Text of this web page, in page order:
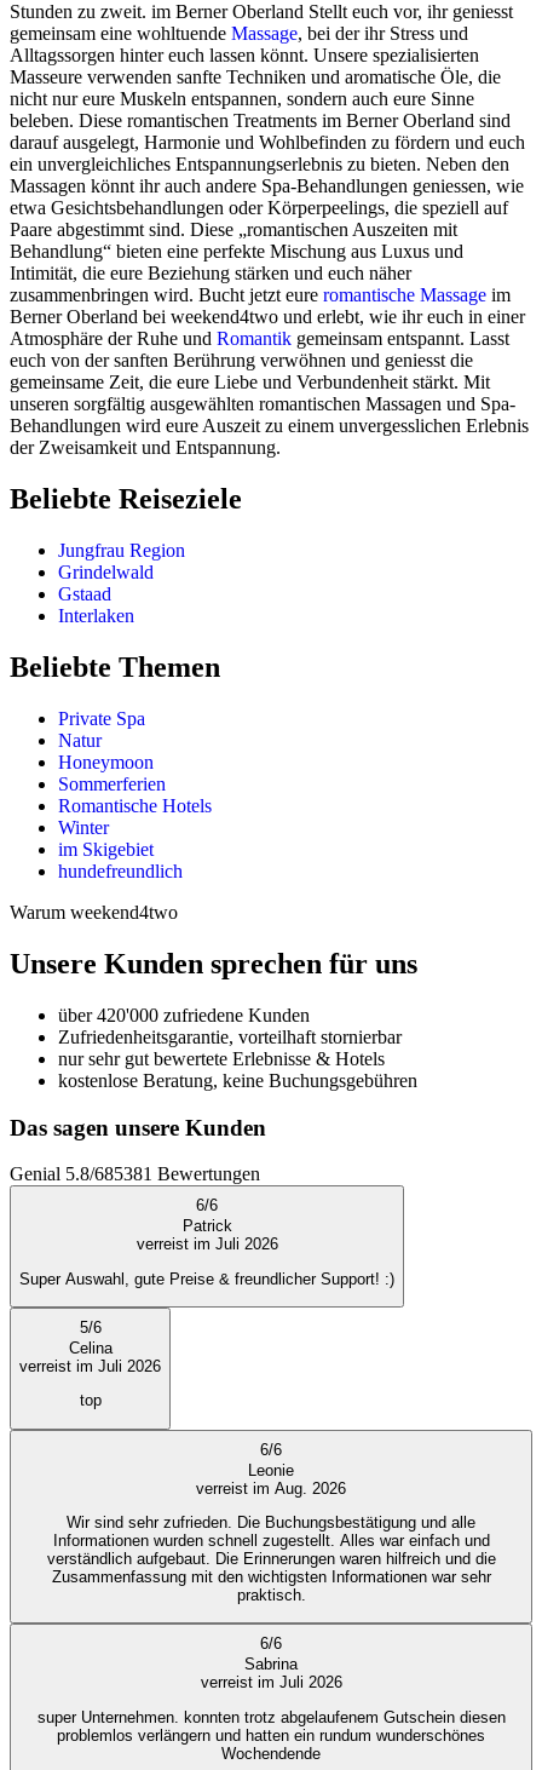
Stunden zu zweit. im Berner Oberland Stellt euch vor, ihr geniesst
gemeinsam eine wohltuende Massage, bei der ihr Stress und
Alltagssorgen hinter euch lassen könnt. Unsere spezialisierten
Masseure verwenden sanfte Techniken und aromatische Öle, die
nicht nur eure Muskeln entspannen, sondern auch eure Sinne
beleben. Diese romantischen Treatments im Berner Oberland sind
darauf ausgelegt, Harmonie und Wohlbefinden zu fördern und euch
ein unvergleichliches Entspannungserlebnis zu bieten. Neben den
Massagen könnt ihr auch andere Spa-Behandlungen geniessen, wie
etwa Gesichtsbehandlungen oder Körperpeelings, die speziell auf
Paare abgestimmt sind. Diese „romantischen Auszeiten mit
Behandlung“ bieten eine perfekte Mischung aus Luxus und
Intimität, die eure Beziehung stärken und euch näher
zusammenbringen wird. Bucht jetzt eure romantische Massage im
Berner Oberland bei weekend4two und erlebt, wie ihr euch in einer
Atmosphäre der Ruhe und Romantik gemeinsam entspannt. Lasst
euch von der sanften Berührung verwöhnen und geniesst die
gemeinsame Zeit, die eure Liebe und Verbundenheit stärkt. Mit
unseren sorgfältig ausgewählten romantischen Massagen und Spa-
Behandlungen wird eure Auszeit zu einem unvergesslichen Erlebnis
der Zweisamkeit und Entspannung.
Beliebte Reiseziele
Jungfrau Region
Grindelwald
Gstaad
Interlaken
Beliebte Themen
Private Spa
Natur
Honeymoon
Sommerferien
Romantische Hotels
Winter
im Skigebiet
hundefreundlich
Warum weekend4two
Unsere Kunden sprechen für uns
über 420'000 zufriedene Kunden
Zufriedenheitsgarantie, vorteilhaft stornierbar
nur sehr gut bewertete Erlebnisse & Hotels
kostenlose Beratung, keine Buchungsgebühren
Das sagen unsere Kunden
Genial 5.8/685381 Bewertungen
6/6
Patrick
verreist im Juli 2026
Super Auswahl, gute Preise & freundlicher Support! :)
5/6
Celina
verreist im Juli 2026
top
6/6
Leonie
verreist im Aug. 2026
Wir sind sehr zufrieden. Die Buchungsbestätigung und alle
Informationen wurden schnell zugestellt. Alles war einfach und
verständlich aufgebaut. Die Erinnerungen waren hilfreich und die
Zusammenfassung mit den wichtigsten Informationen war sehr
praktisch.
6/6
Sabrina
verreist im Juli 2026
super Unternehmen. konnten trotz abgelaufenem Gutschein diesen
problemlos verlängern und hatten ein rundum wunderschönes
Wochendende